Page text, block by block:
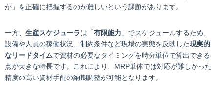
か」を正確に把握するのが難しいという課題があります。
一方、 生産スケジューラは「有限能力 」でスケジュールするため、
設備や人員の稼働状況、制約条件など現場の実態を反映した現実的
なリードタイムで資材の必要なタイミングを時分単位で算出できる
点が大きな特長です。これにより、MRP単体では対応が難しかった
精度の高い資材手配の納期調整が可能となります。